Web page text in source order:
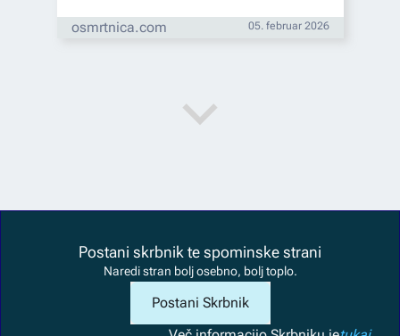
osmrtnica.com 05. februar 2026
Postani skrbnik te spominske strani
Naredi stran bolj osebno, bolj toplo.
Postani Skrbnik